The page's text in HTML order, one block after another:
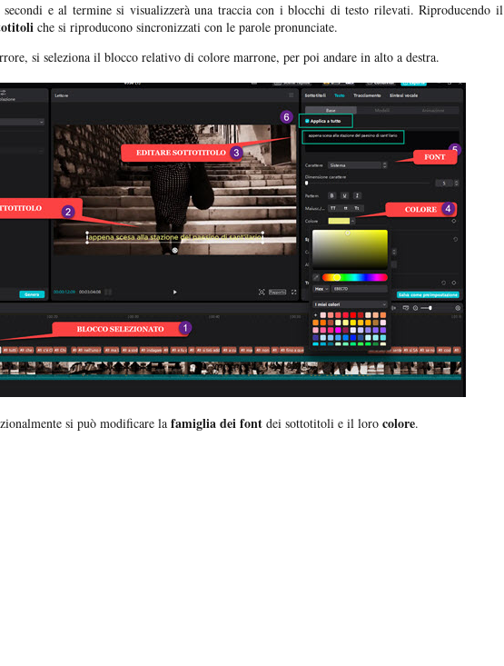
secondi e al termine si visualizzerà una traccia con i blocchi di testo rilevati. Riproducendo il
che si riproducono sincronizzati con le parole pronunciate.
si seleziona il blocco relativo di colore marrone, per poi andare in alto a destra.
si può modificare la famiglia dei font dei sottotitoli e il loro colore.